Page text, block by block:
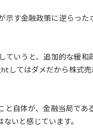
示す金融政策に逆らっ
ていうと、追加的な緩
してはダメだから株式
と自体が、金融当局で
いと感じています。